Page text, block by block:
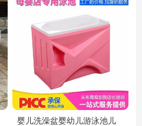
婴儿洗澡盆婴幼儿游泳池儿